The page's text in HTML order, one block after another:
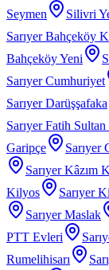
Seymen
Silivri
Sarıyer Bahçeköy
Bahçeköy Yeni
Sarıyer Cumhuriyet
Sarıyer Darüşşafaka
Sarıyer Fatih
Garipçe
Sarıyer
Sarıyer Kâzım
Kilyos
Sarıyer
Sarıyer Maslak
PTT Evleri
Rumelihisarı